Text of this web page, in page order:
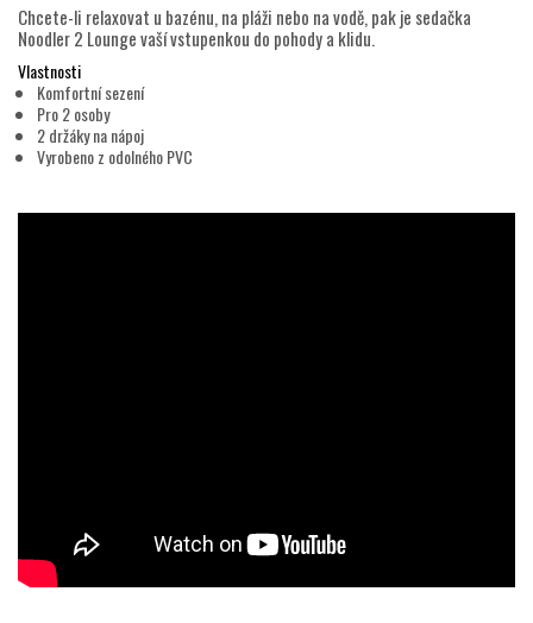
Chcete-li relaxovat u bazénu, na pláži nebo na vodě, pak je sedačka
Noodler 2 Lounge vaší vstupenkou do pohody a klidu.
Vlastnosti
Komfortní sezení
Pro 2 osoby
2 držáky na nápoj
Vyrobeno z odolného PVC